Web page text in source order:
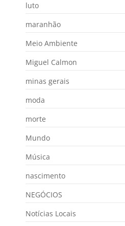
luto
maranhão
Meio Ambiente
Miguel Calmon
minas gerais
moda
morte
Mundo
Música
nascimento
NEGÓCIOS
Notícias Locais